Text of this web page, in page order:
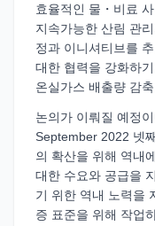
효율적인 물・비료
지속가능한 산림 관
정과 이니셔티브를
대한 협력을 강화하
온실가스 배출량 감축
논의가 이뤄질 예정
September 2022 넷
의 확산을 위해 역내
대한 수요와 공급을
기 위한 역내 노력을
증 표준을 위해 작업